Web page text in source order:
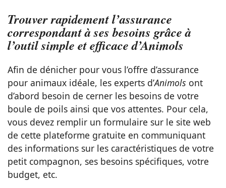
Trouver rapidement l’assurance
correspondant à ses besoins grâce à
l’outil simple et efficace d’Animols
Afin de dénicher pour vous l’offre d’assurance
pour animaux idéale, les experts d’Animols ont
d’abord besoin de cerner les besoins de votre
boule de poils ainsi que vos attentes. Pour cela,
vous devez remplir un formulaire sur le site web
de cette plateforme gratuite en communiquant
des informations sur les caractéristiques de votre
petit compagnon, ses besoins spécifiques, votre
budget, etc.